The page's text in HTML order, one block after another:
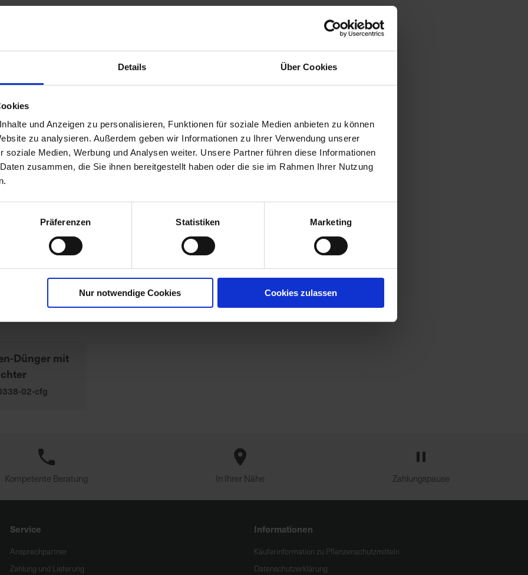
Details Über Cookies
und Anzeigen zu personalisieren, Funktionen für soziale Medien anbieten zu können
zu analysieren. Außerdem geben wir Informationen zu Ihrer Verwendung unserer
soziale Medien, Werbung und Analysen weiter. Unsere Partner führen diese Informationen
zusammen, die Sie ihnen bereitgestellt haben oder die sie im Rahmen Ihrer Nutzung
Präferenzen Statistiken Marketing
Nur notwendige Cookies Cookies zulassen
Fallensystem 3 Stück
UVP 18,99 €
4062700877425
Variante
Dünger mit
02-cfg
Kompetente Beratung In Ihrer Nähe Zahlungspause
Service
Ansprechpartner
Zahlung und Lieferung
Informationen
Käuferinformation zu Pflanzenschutzmitteln
Datenschutzerklärung